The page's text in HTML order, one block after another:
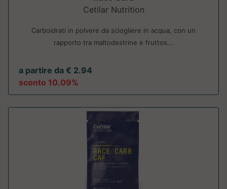
Cetilar Nutrition
Carboidrati in polvere da sciogliere in acqua, con un
rapporto tra maltodestrine e fruttos...
a partire da € 2.94
sconto 10.09%